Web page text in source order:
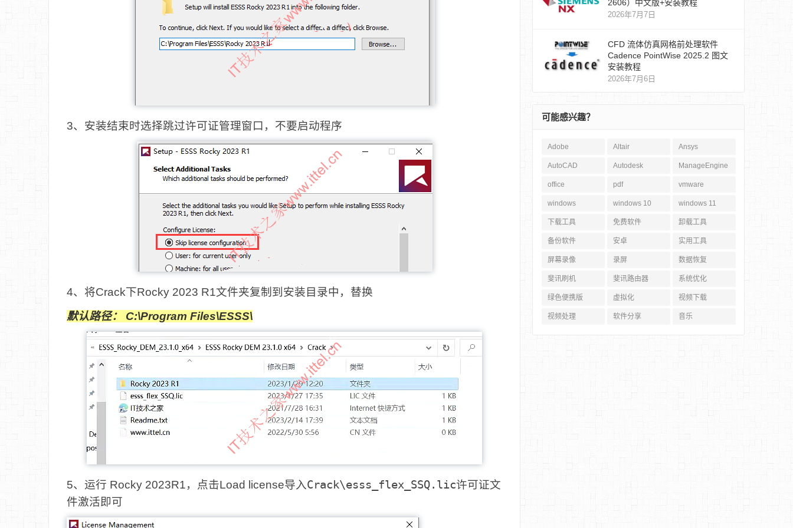
3、安装结束时选择跳过许可证管理窗口，不要启动程序
4、将Crack下Rocky 2023 R1文件夹复制到安装目录中，替换
默认路径： C:\Program Files\ESSS\
5、运行 Rocky 2023R1，点击Load license导入Crack\esss_flex_SSQ.lic许可证文
件激活即可
2606）中文版+安装教程
2026年7月7日
CFD 流体仿真网格前处理软件
Cadence PointWise 2025.2 图文
安装教程
2026年7月6日
可能感兴趣？
Adobe Altair Ansys
AutoCAD Autodesk ManageEngine
office pdf vmware
windows windows 10 windows 11
下载工具 免费软件 卸载工具
备份软件 安卓 实用工具
屏幕录像 录屏 数据恢复
斐讯刷机 斐讯路由器 系统优化
绿色便携版 虚拟化 视频下载
视频处理 软件分享 音乐